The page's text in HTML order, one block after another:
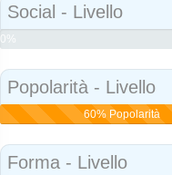
Social - Livello
0%
Popolarità - Livello
60% Popolarità
Forma - Livello